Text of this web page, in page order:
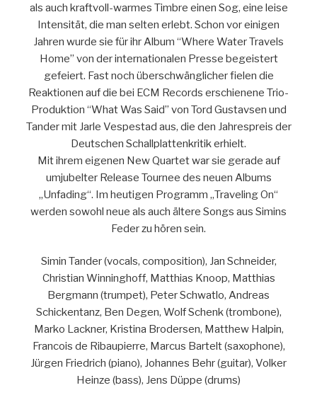
als auch kraftvoll-warmes Timbre einen Sog, eine leise
Intensität, die man selten erlebt. Schon vor einigen
Jahren wurde sie für ihr Album “Where Water Travels
Home” von der internationalen Presse begeistert
gefeiert. Fast noch überschwänglicher fielen die
Reaktionen auf die bei ECM Records erschienene Trio-
Produktion “What Was Said” von Tord Gustavsen und
Tander mit Jarle Vespestad aus, die den Jahrespreis der
Deutschen Schallplattenkritik erhielt.
Mit ihrem eigenen New Quartet war sie gerade auf
umjubelter Release Tournee des neuen Albums
„Unfading“. Im heutigen Programm „Traveling On“
werden sowohl neue als auch ältere Songs aus Simins
Feder zu hören sein.
Simin Tander (vocals, composition), Jan Schneider,
Christian Winninghoff, Matthias Knoop, Matthias
Bergmann (trumpet), Peter Schwatlo, Andreas
Schickentanz, Ben Degen, Wolf Schenk (trombone),
Marko Lackner, Kristina Brodersen, Matthew Halpin,
Francois de Ribaupierre, Marcus Bartelt (saxophone),
Jürgen Friedrich (piano), Johannes Behr (guitar), Volker
Heinze (bass), Jens Düppe (drums)